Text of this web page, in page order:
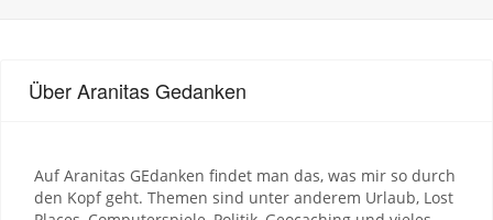
Über Aranitas Gedanken
Auf Aranitas GEdanken findet man das, was mir so durch
den Kopf geht. Themen sind unter anderem Urlaub, Lost